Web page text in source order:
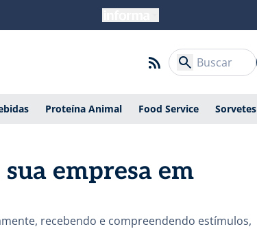
Proteína Animal Food Service Sorvetes
empresa em
recebendo e compreendendo estímulos,